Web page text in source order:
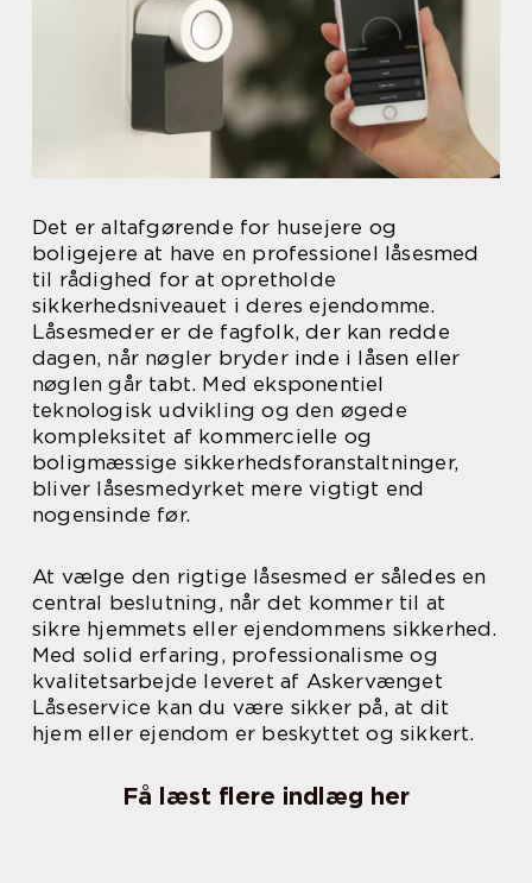
Det er altafgørende for husejere og
boligejere at have en professionel låsesmed
til rådighed for at opretholde
sikkerhedsniveauet i deres ejendomme.
Låsesmeder er de fagfolk, der kan redde
dagen, når nøgler bryder inde i låsen eller
nøglen går tabt. Med eksponentiel
teknologisk udvikling og den øgede
kompleksitet af kommercielle og
boligmæssige sikkerhedsforanstaltninger,
bliver låsesmedyrket mere vigtigt end
nogensinde før.
At vælge den rigtige låsesmed er således en
central beslutning, når det kommer til at
sikre hjemmets eller ejendommens sikkerhed.
Med solid erfaring, professionalisme og
kvalitetsarbejde leveret af Askervænget
Låseservice kan du være sikker på, at dit
hjem eller ejendom er beskyttet og sikkert.
Få læst flere indlæg her